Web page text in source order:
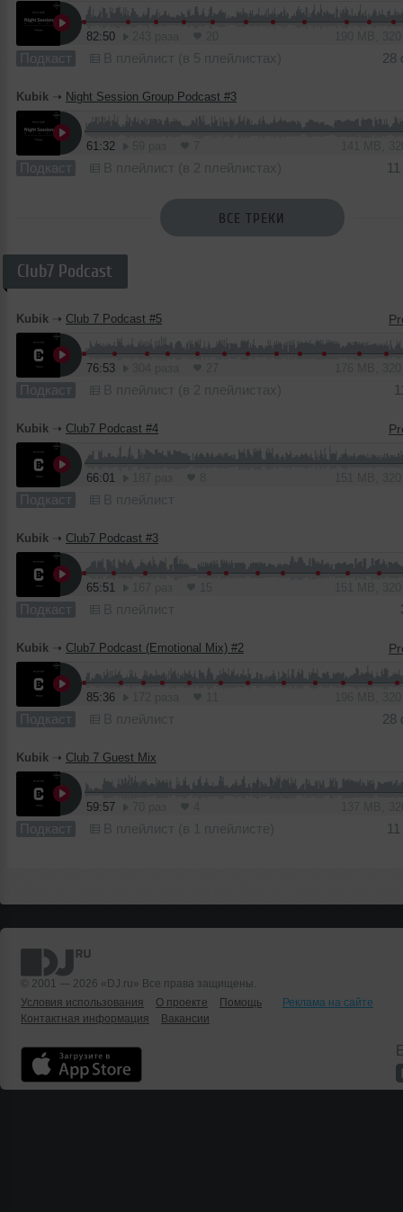
82:50
Подкаст В плейлист (в 5 плейлистах) 28
Kubik ➝ Night Session Group Podcast #3
61:32
Подкаст В плейлист (в 2 плейлистах)
ВСЕ ТРЕКИ
Club7 Podcast
Kubik ➝ Club 7 Podcast #5
76:53
Подкаст В плейлист (в 2 плейлистах)
Kubik ➝ Club7 Podcast #4
66:01
Подкаст В плейлист
Kubik ➝ Club7 Podcast #3
65:51
Подкаст В плейлист
Kubik ➝ Club7 Podcast (Emotional Mix) #2
85:36
Подкаст В плейлист 28
Kubik ➝ Club 7 Guest Mix
59:57
Подкаст В плейлист (в 1 плейлисте)
© 2001 — 2026 «DJ.ru» Все права защищены.
Условия использования
О проекте Помощь
Реклама на сайте
Контактная информация
Вакансии